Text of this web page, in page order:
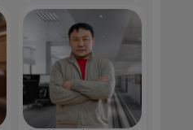
катеринг ХХК/